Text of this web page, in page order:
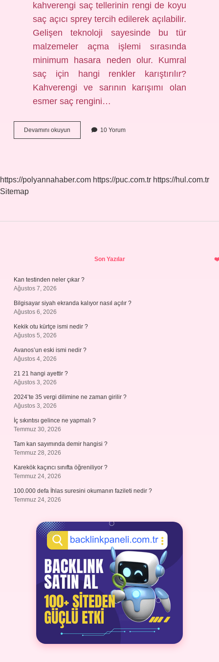
kahverengi saç tellerinin rengi de koyu
saç açıcı sprey tercih edilerek açılabilir.
Gelişen teknoloji sayesinde bu tür
malzemeler açma işlemi sırasında
minimum hasara neden olur. Kumral
saç için hangi renkler karıştırılır?
Kahverengi ve sarının karışımı olan
esmer saç rengini…
Devamını okuyun
Boyaya
10 Yorum
https://polyannahaber.com https://puc.com.tr https://hul.com.tr
Sitemap
Son Yazılar
Kan testinden neler çıkar ?
Ağustos 7, 2026
Bilgisayar siyah ekranda kalıyor nasıl açılır ?
Ağustos 6, 2026
Kekik otu kürtçe ismi nedir ?
Ağustos 5, 2026
Avanos’un eski ismi nedir ?
Ağustos 4, 2026
21 21 hangi ayettir ?
Ağustos 3, 2026
2024’te 35 vergi dilimine ne zaman girilir ?
Ağustos 3, 2026
İç sıkıntısı gelince ne yapmalı ?
Temmuz 30, 2026
Tam kan sayımında demir hangisi ?
Temmuz 28, 2026
Karekök kaçıncı sınıfta öğreniliyor ?
Temmuz 24, 2026
100.000 defa İhlas suresini okumanın fazileti nedir ?
Temmuz 24, 2026